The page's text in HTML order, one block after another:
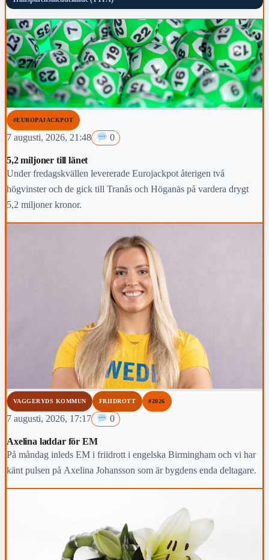
#EUROPAJACKPOT
7 augusti, 2026, 21:48 0
5,2 miljoner till länet
Under fredagskvällen levererade Eurojackpot återigen två
högvinster och de gick till Tranås och Höganäs på vardera drygt
5,2 miljoner kronor.
VAGGERYDS KOMMUN FRIIDROTT #2026
7 augusti, 2026, 17:17 0
Axelina laddar för EM
På måndag inleds EM i friidrott i engelska Birmingham och vi har
känt pulsen på Axelina Johansson som är bygdens enda deltagare.